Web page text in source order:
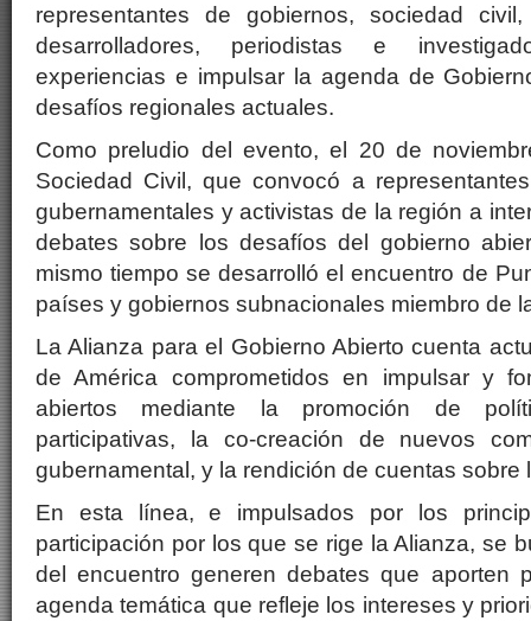
representantes de gobiernos, sociedad
desarrolladores, periodistas e
experiencias e impulsar la agenda de
desafíos regionales actuales.
Como preludio del evento, el 20 de
Sociedad Civil, que convocó a
gubernamentales y activistas de la región a
debates sobre los desafíos del gobierno
mismo tiempo se desarrolló el encuentro de
países y gobiernos subnacionales miembro de
La Alianza para el Gobierno Abierto cuenta
de América comprometidos en impulsar y
abiertos mediante la promoción de
participativas, la co-creación de nuevos
gubernamental, y la rendición de cuentas sobre
En esta línea, e impulsados por los
participación por los que se rige la Alianza, se
del encuentro generen debates que aporten
agenda temática que refleje los intereses y